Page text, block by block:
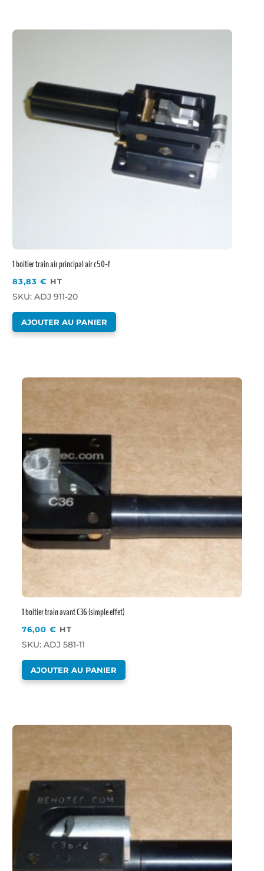
1 boitier train air principal air c50-f
83,83€ HT
SKU: ADJ 911-20
AJOUTER AU PANIER
1 boitier train avant C36 (simple effet)
76,00€ HT
SKU: ADJ 581-11
AJOUTER AU PANIER